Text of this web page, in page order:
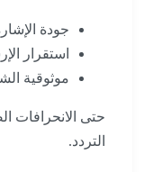
جودة الإشارة
استقرار
موثوقية الشبكة
حتى الانحرافات
التردد.